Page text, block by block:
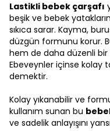
Lastikli bebek çarşafı
beşik ve bebek
sıkıca sarar. Kayma,
düzgün formunu korur.
hem de daha düzenli bir
Ebeveynler içinse kolay
demektir.
Kolay yıkanabilir ve
kullanım sunan bu
ve sadelik anlayışını